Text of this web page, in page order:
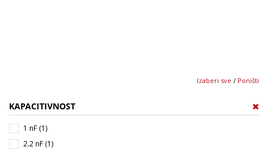
Izaberi sve / Poništi
KAPACITIVNOST
1 nF (1)
2.2 nF (1)